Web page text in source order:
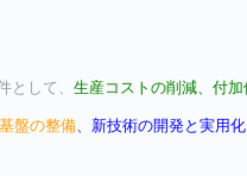
として、生産コストの削減、付
盤の整備、 新技術の開発と実用化